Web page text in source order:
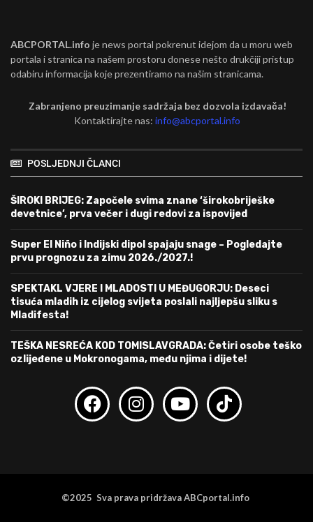
ABCPORTAL.info je news portal pokrenut idejom da u moru web
portala i stranica na našem prostoru donese nešto drukčiji pristup
odabiru informacija koje prezentiramo na našim stranicama.
Zabranjeno preuzimanje sadržaja bez dozvola izdavača!
Kontaktirajte nas:info@abcportal.info
POSLJEDNJI ČLANCI
ŠIROKI BRIJEG: Započele svima znane ‘širokobriješke
devetnice’, prva večer i dugi redovi za ispovijed
Super El Niño i Indijski dipol spajaju snage – Pogledajte
prvu prognozu za zimu 2026./2027.!
SPEKTAKL VJERE I MLADOSTI U MEĐUGORJU: Deseci
tisuća mladih iz cijelog svijeta poslali najljepšu sliku s
Mladifesta!
TEŠKA NESREĆA KOD TOMISLAVGRADA: Četiri osobe teško
ozlijeđene u Mokronogama, među njima i dijete!
©2025 Sva prava pridržava ABCportal.info